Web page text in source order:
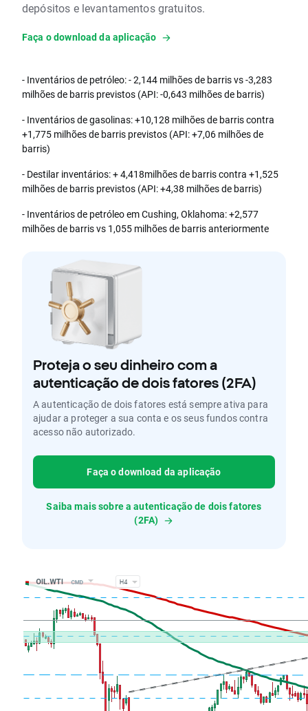
depósitos e levantamentos gratuitos.
Faça o download da aplicação
- Inventários de petróleo: - 2,144 milhões de barris vs -3,283
milhões de barris previstos (API: -0,643 milhões de barris)
- Inventários de gasolinas: +10,128 milhões de barris contra
+1,775 milhões de barris previstos (API: +7,06 milhões de
barris)
- Destilar inventários: + 4,418milhões de barris contra +1,525
milhões de barris previstos (API: +4,38 milhões de barris)
- Inventários de petróleo em Cushing, Oklahoma: +2,577
milhões de barris vs 1,055 milhões de barris anteriormente
Proteja o seu dinheiro com a
autenticação de dois fatores (2FA)
A autenticação de dois fatores está sempre ativa para
ajudar a proteger a sua conta e os seus fundos contra
acesso não autorizado.
Faça o download da aplicação
Saiba mais sobre a autenticação de dois fatores
(2FA)